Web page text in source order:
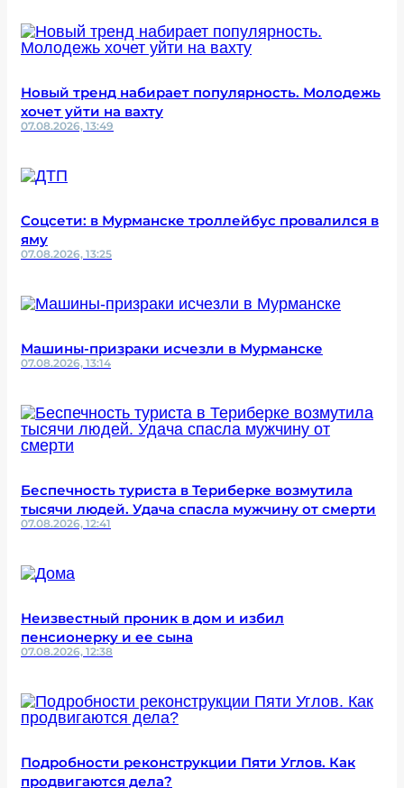
Новый тренд набирает популярность. Молодежь
хочет уйти на вахту
07.08.2026, 13:49
Соцсети: в Мурманске троллейбус провалился в
яму
07.08.2026, 13:25
Машины-призраки исчезли в Мурманске
07.08.2026, 13:14
Беспечность туриста в Териберке возмутила
тысячи людей. Удача спасла мужчину от смерти
07.08.2026, 12:41
Неизвестный проник в дом и избил
пенсионерку и ее сына
07.08.2026, 12:38
Подробности реконструкции Пяти Углов. Как
продвигаются дела?